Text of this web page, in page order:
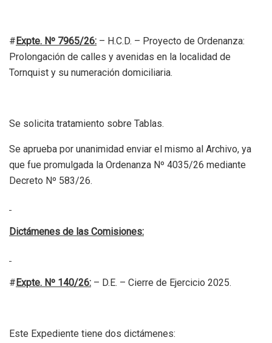
# Expte. Nº 7965/26: – H.C.D. – Proyecto de Ordenanza:
Prolongación de calles y avenidas en la localidad de
Tornquist y su numeración domiciliaria.
Se solicita tratamiento sobre Tablas.
Se aprueba por unanimidad enviar el mismo al Archivo, ya
que fue promulgada la Ordenanza Nº 4035/26 mediante
Decreto Nº 583/26.
Dictámenes de las Comisiones:
# Expte. Nº 140/26: – D.E. – Cierre de Ejercicio 2025.
Este Expediente tiene dos dictámenes: